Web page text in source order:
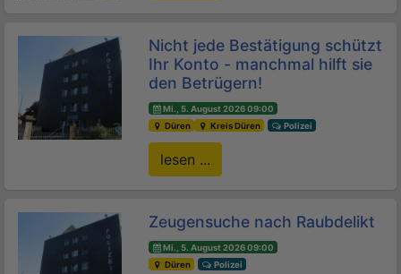
Nicht jede Bestätigung schützt
Ihr Konto - manchmal hilft sie
den Betrügern!
Mi., 5. August 2026 09:00
Düren
Kreis Düren Polizei
lesen ...
Zeugensuche nach Raubdelikt
Mi., 5. August 2026 09:00
Düren
Polizei